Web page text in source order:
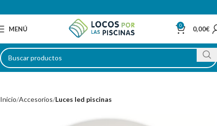
MENÚ 0 0,00€
Inicio Accesorios Luces led piscinas